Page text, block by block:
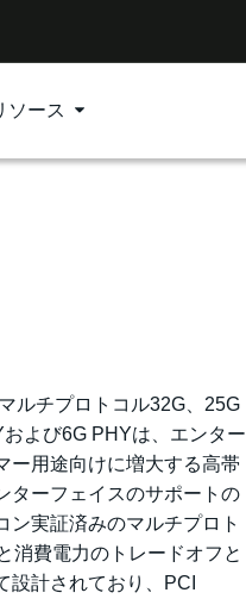
ソース
ルチプロトコル32G、25G
よび6G PHYは、エンター
ー用途向けに増大する高帯
ターフェイスのサポートの
ン実証済みのマルチプロト
消費電力のトレードオフと
設計されており、PCI